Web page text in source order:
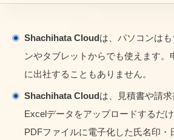
Shachihata Cloudは、パソコンは
ンやタブレットからでも使えます。
に出社することもありません。
Shachihata Cloudは、見積書や請
Excelデータをアップロードするだ
PDFファイルに電子化した氏名印・